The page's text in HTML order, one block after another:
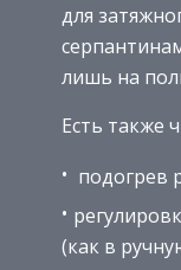
для
лишь на
Есть также
подогрев
(как в